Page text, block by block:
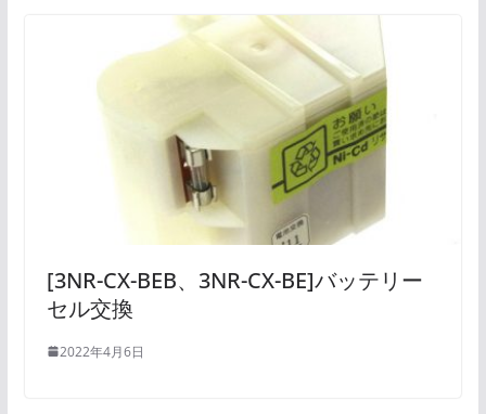
[3NR-CX-BEB、3NR-CX-BE]バッテリー
セル交換
2022年4月6日